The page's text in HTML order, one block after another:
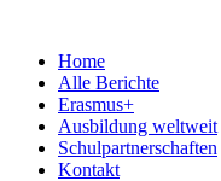
Home
Alle Berichte
Erasmus+
Ausbildung weltweit
Schulpartnerschaften
Kontakt